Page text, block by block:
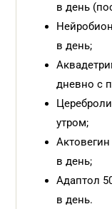
в день
в день;
дневно с
утром;
в день;
Адаптол
в день.